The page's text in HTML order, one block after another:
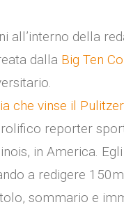
all’interno della
dalla Big Ten
che vinse il Pulitzer
reporter
in America.
a redigere
sommario e